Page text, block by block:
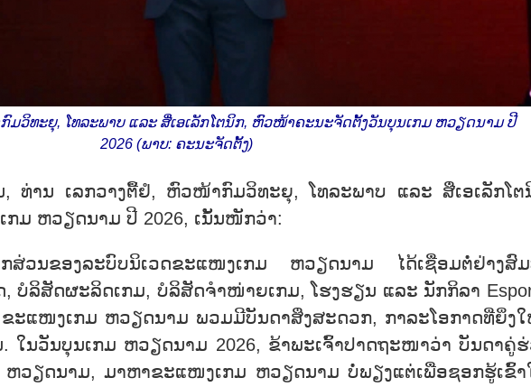
ມ​ວິ​ທະ​ຍຸ, ໂທ​ລະ​ພາບ ແລະ ສື່​ເອ​ເລັກ​ໂຕ​ນິກ, ຫົວ​ໜ້າ​ຄະ​ນະ​ຈັດ​ຕັ້ງ​ວັນ​ບຸນ​ເກມ ຫວຽດ​ນາມ ປີ
2026 (ພາບ: ຄະ​ນະ​ຈັດ​ຕັ້ງ)
, ທ່ານ ເລກວາງ​ຕື້​ຢໍ, ຫົວ​ໜ້າ​ກົມ​ວິ​ທະ​ຍຸ, ໂທ​ລະ​ພາບ ແລະ ສື່​ເອ​ເລັກ​ໂຕ​
ມ ຫວຽດ​ນາມ ປີ 2026, ເນັ້ນ​ໜັກ​ວ່າ:
ກ​ສ່ວນ​ຂອງ​ລະ​ບົບ​ນິ​ເວດ​ຂະ​ແໜງ​ເກມ ຫວຽດ​ນາມ ໄດ້​ເຊື່ອມ​ຕໍ່​ຢ່າງ​ສົ
ບໍ​ລິ​ສັດ​ຜະ​ລິດ​ເກມ, ບໍ​ລິ​ສັດ​ຈຳ​ໜ່າຍ​ເກມ, ໂຮງ​ຮຽນ ແລະ ນັກ​ກິ​ລາ
ຂະ​ແໜງ​ເກມ ຫວຽດ​ນາມ ພວມ​ມີ​ບັນ​ດາ​ສິ່ງ​ສະ​ດວກ, ກາ​ລະ​ໂອ​ກາດ​ທີ່​ຍິ່ງ​
ໃນ​ວັນ​ບຸນ​ເກມ ຫວຽດ​ນາມ 2026, ຂ້າ​ພະ​ເຈົ້າ​ປາດ​ຖະ​ໜາ​ວ່າ ບັນ​ດາ​ຄູ່​
ວຽດ​ນາມ, ມາ​ຫາ​ຂະ​ແໜງ​ເກມ ຫວຽດ​ນາມ ບໍ່​ພຽງ​ແຕ່​ເພື່ອ​ຊອກ​ຮູ້​ເຂົ້າ​